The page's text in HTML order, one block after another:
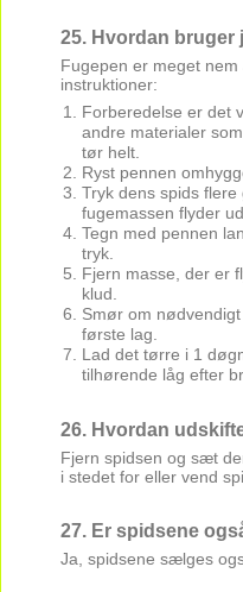
25. Hvordan bruger
Fugepen er meget
instruktioner:
Forberedelse er det
andre materialer
tør helt.
Ryst pennen
Tryk dens spids
fugemassen flyder
Tegn med pennen
tryk.
Fjern masse, der er
klud.
Smør om
første lag.
Lad det tørre i 1
tilhørende låg efter
26. Hvordan
Fjern spidsen og sæt
i stedet for eller vend
27. Er spidsene
Ja, spidsene sælges